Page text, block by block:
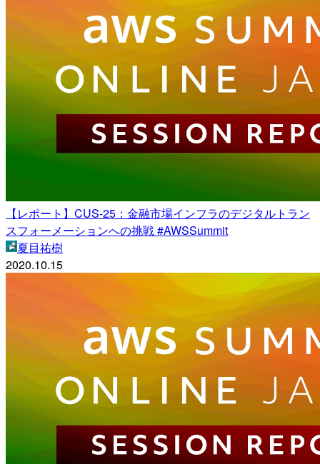
【レポート】CUS-25：金融市場インフラのデジタルトラン
スフォーメーションへの挑戦 #AWSSummit
夏目祐樹
2020.10.15